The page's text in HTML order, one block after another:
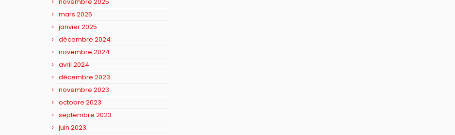
mars 2025
janvier 2025
décembre 2024
novembre 2024
avril 2024
décembre 2023
novembre 2023
octobre 2023
septembre 2023
juin 2023